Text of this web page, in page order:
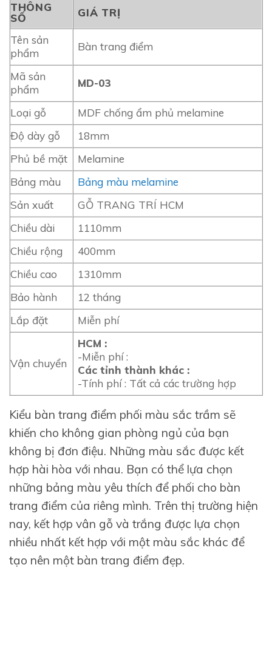
THÔNG
SỐ
GIÁ TRỊ
Tên sản
phẩm
Bàn trang điểm
Mã sản
phẩm
MD-03
Loại gỗ
MDF chống ẩm phủ melamine
Độ dày gỗ
18mm
Phủ bề mặt
Melamine
Bảng màu
Bảng màu melamine
Sản xuất
GỖ TRANG TRÍ HCM
Chiều dài
1110mm
Chiều rộng
400mm
Chiều cao
1310mm
Bảo hành
12 tháng
Lắp đặt
Miễn phí
Vận chuyển
HCM :
-Miễn phí :
Các tỉnh thành khác :
-Tính phí : Tất cả các trường hợp
Kiểu bàn trang điểm phối màu sắc trầm sẽ
khiến cho không gian phòng ngủ của bạn
không bị đơn điệu. Những màu sắc được kết
hợp hài hòa với nhau. Bạn có thể lựa chọn
những bảng màu yêu thích để phối cho bàn
trang điểm của riêng mình. Trên thị trường hiện
nay, kết hợp vân gỗ và trắng được lựa chọn
nhiều nhất kết hợp với một màu sắc khác để
tạo nên một bàn trang điểm đẹp.